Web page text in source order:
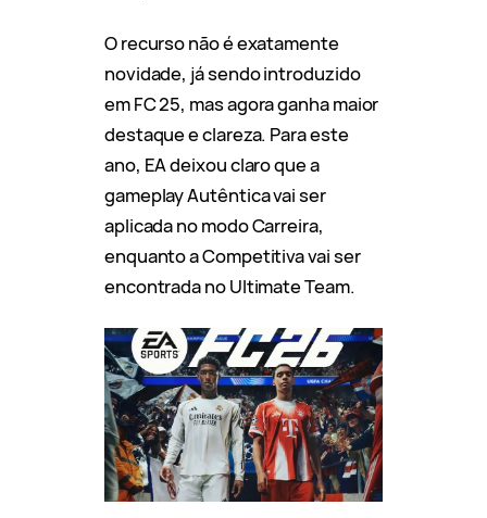
O recurso não é exatamente
novidade, já sendo introduzido
em FC 25, mas agora ganha maior
destaque e clareza. Para este
ano, EA deixou claro que a
gameplay Autêntica vai ser
aplicada no modo Carreira,
enquanto a Competitiva vai ser
encontrada no Ultimate Team.